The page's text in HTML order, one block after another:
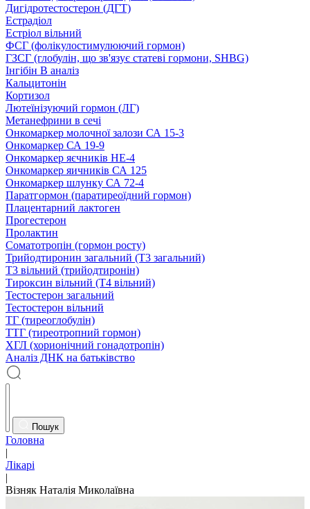
Дигідротестостерон (ДГТ)
Естрадіол
Естріол вільний
ФСГ (фолікулостимулюючий гормон)
ГЗСГ (глобулін, що зв'язує статеві гормони, SHBG)
Інгібін B аналіз
Кальцитонін
Кортизол
Лютеїнізуючий гормон (ЛГ)
Метанефрини в сечі
Онкомаркер молочної залози СА 15-3
Онкомаркер СА 19-9
Онкомаркер яєчників НЕ-4
Онкомаркер яичників СА 125
Онкомаркер шлунку СА 72-4
Паратгормон (паратиреоїдний гормон)
Плацентарний лактоген
Прогестерон
Пролактин
Соматотропін (гормон росту)
Трийодтиронин загальний (Т3 загальний)
Т3 вільний (трийодтиронін)
Тироксин вільний (Т4 вільний)
Тестостерон загальний
Тестостерон вільний
ТГ (тиреоглобулін)
ТТГ (тиреотропний гормон)
ХГЛ (хорионічний гонадотропін)
Аналіз ДНК на батьківство
Пошук
Головна
|
Лікарі
|
Візняк Наталія Миколаївна